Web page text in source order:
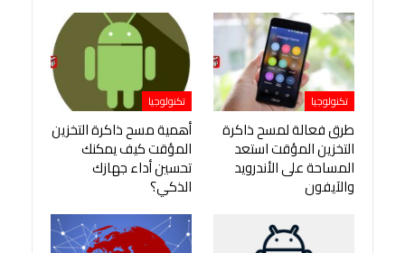
تكنولوجيا
طرق فعالة لمسح ذاكرة
التخزين المؤقت استعد
المساحة على الأندرويد
والآيفون
تكنولوجيا
أهمية مسح ذاكرة التخزين
المؤقت كيف يمكنك
تحسين أداء جهازك
الذكي؟